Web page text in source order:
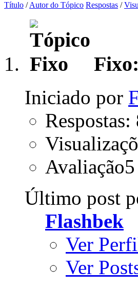
Título /Autor do Tópico Respostas /
Fixo:
Iniciado por
Respostas:
Último post
Flashbek
Ver
Ver